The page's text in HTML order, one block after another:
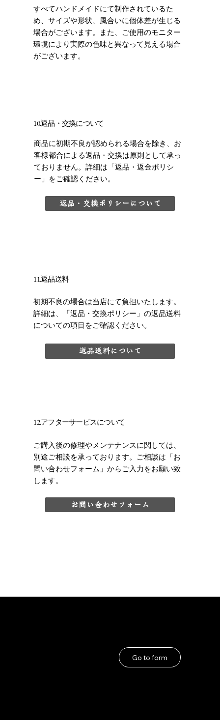
すべてハンドメイドにて制作されているた
め、サイズや形状、風合いに個体差が生じる
場合がございます。また、ご使用のモニター
環境により実際の色味と異なって見える場合
がございます。
10.返品・交換について
商品に初期不良が認められる場合を除き、お
客様都合による返品・交換は原則として承っ
ておりません。詳細は「返品・返金ポリシ
ー」をご確認ください。
返品・交換ポリシーについて
11.返品送料
初期不良の場合は当店にて負担いたします。
詳細は、「返品・交換ポリシー」の返品送料
についての項目をご確認ください。
返品送料について
12.アフターサービスについて
ご購入後の修理やメンテナンスに関しては、
別途ご相談を承っております。ご相談は「お
問い合わせフォーム」からご入力をお願い致
します。
お問い合わせフォーム
Go to form